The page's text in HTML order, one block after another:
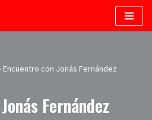
Encuentro con Jonás Fernández
Fernández